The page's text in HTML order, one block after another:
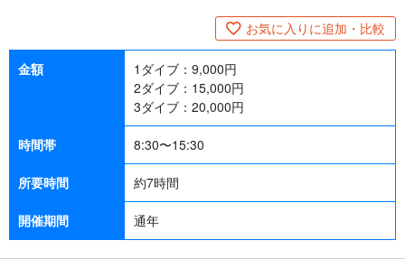
お気に入りに追加・比較
金額 1ダイブ： 9,000円
2ダイブ： 15,000円
3ダイブ： 20,000円
時間帯 8:30〜15:30
所要時間 約7時間
開催期間 通年